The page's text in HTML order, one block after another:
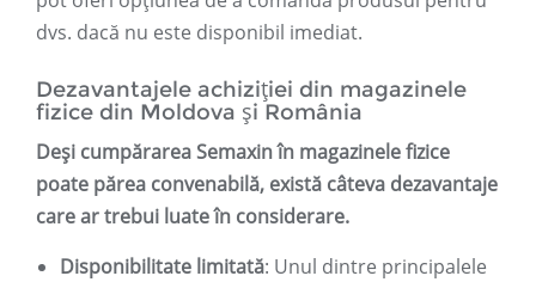
dvs. dacă nu este disponibil imediat.
Dezavantajele achiziției din magazinele
fizice din Moldova și România
Deși cumpărarea Semaxin în magazinele fizice
poate părea convenabilă, există câteva dezavantaje
care ar trebui luate în considerare.
Disponibilitate limitată: Unul dintre principalele